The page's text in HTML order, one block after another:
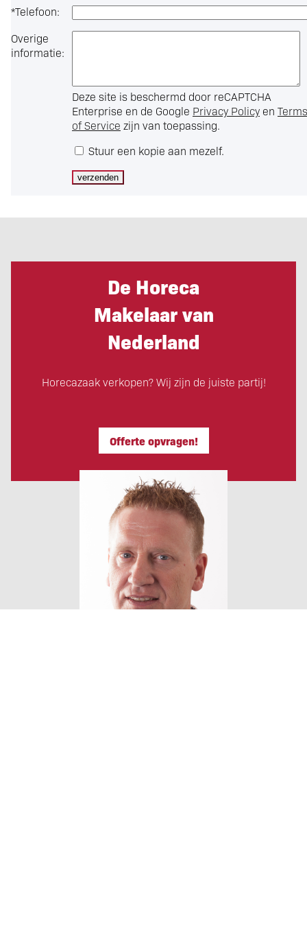
*Telefoon:
Overige
informatie:
Deze site is beschermd door reCAPTCHA
Enterprise en de Google Privacy Policy en Terms
of Service zijn van toepassing.
Stuur een kopie aan mezelf.
De Horeca
Makelaar van
Nederland
Horecazaak verkopen? Wij zijn de juiste partij!
Offerte opvragen!